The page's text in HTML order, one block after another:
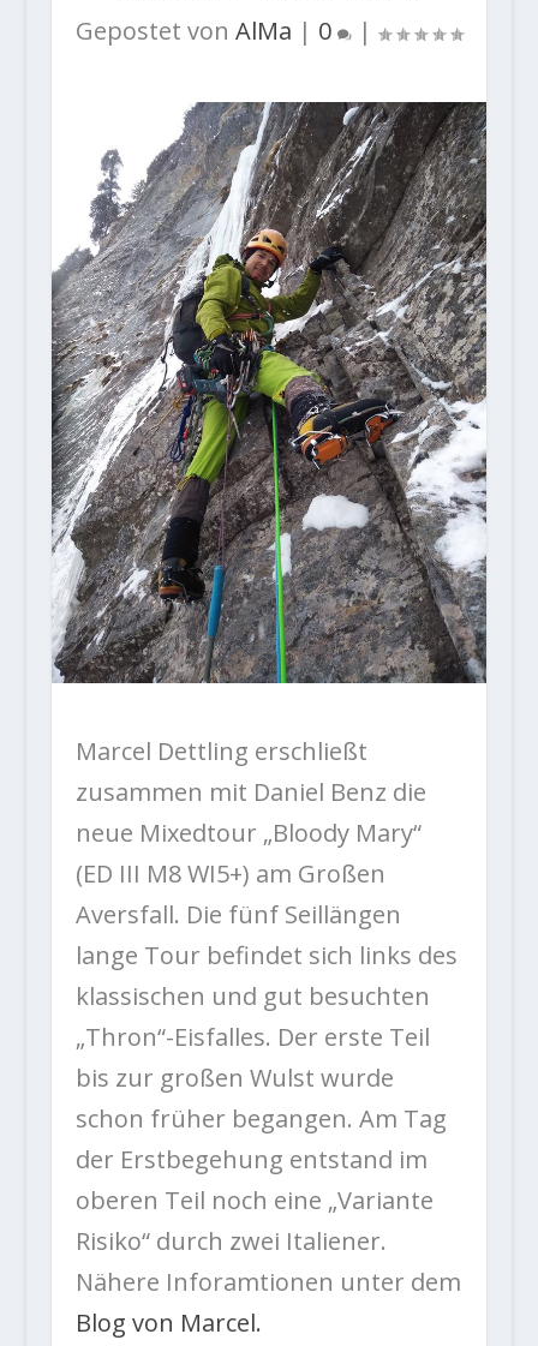
Gepostet von AlMa | 0 |
Marcel Dettling erschließt
zusammen mit Daniel Benz die
neue Mixedtour „Bloody Mary“
(ED III M8 WI5+) am Großen
Aversfall. Die fünf Seillängen
lange Tour befindet sich links des
klassischen und gut besuchten
„Thron“-Eisfalles. Der erste Teil
bis zur großen Wulst wurde
schon früher begangen. Am Tag
der Erstbegehung entstand im
oberen Teil noch eine „Variante
Risiko“ durch zwei Italiener.
Nähere Inforamtionen unter dem
Blog von Marcel.